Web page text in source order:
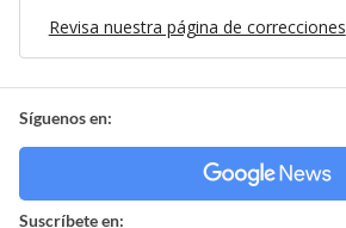
Revisa nuestra página de correcciones
Síguenos en:
Suscríbete en: